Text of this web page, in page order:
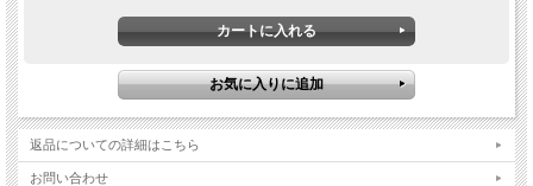
返品についての詳細はこちら
お問い合わせ